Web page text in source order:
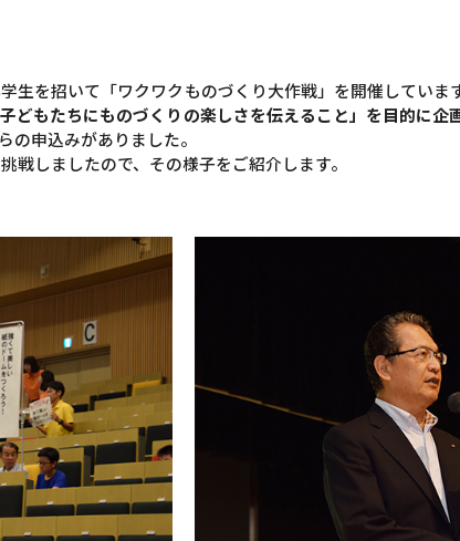
生を招いて「ワクワクものづくり大作戦」を開催しています
どもたちにものづくりの楽しさを伝えること」を目的に企
の申込みがありました。
戦しましたので、その様子をご紹介します。